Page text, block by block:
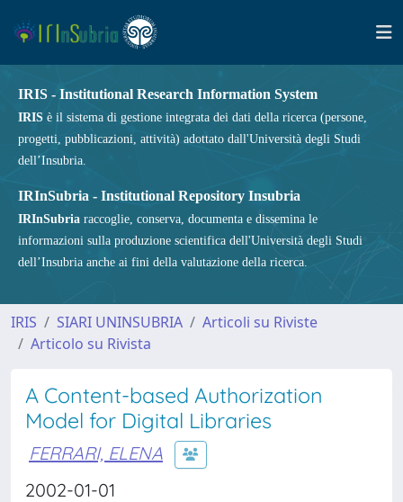
IRIS - Institutional Research Information System
IRIS è il sistema di gestione integrata dei dati della ricerca (persone,
progetti, pubblicazioni, attività) adottato dall'Università degli Studi
dell’Insubria.
IRInSubria - Institutional Repository Insubria
IRInSubria raccoglie, conserva, documenta e dissemina le
informazioni sulla produzione scientifica dell'Università degli Studi
dell’Insubria anche ai fini della valutazione della ricerca.
IRIS SIARI UNINSUBRIA
Articoli su Riviste
Articolo su Rivista
A Content-based Authorization
Model for Digital Libraries
FERRARI, ELENA
2002-01-01